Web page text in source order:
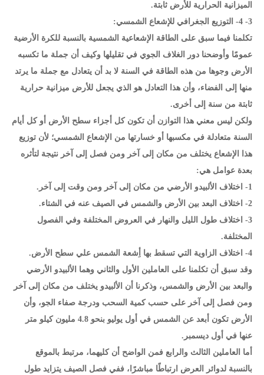
الميزانية الحرارية للأرض ثابتة.
3- 4- التوزيع الجغرافي للإشعاع الشمسي:
تكلمنا فيما سبق على الطاقة الإشعاعية الشمسية بالنسبة للكرة الأرضية
عمومًا وأوضحنا دور الغلاف الجوي في تقليلها وكيف أن جملة ما تكسبه
الأرض وجوها من هذه الطاقة في السنة لا بد أن يتعادل مع جملة ما يرتد
منها إلى الفضاء، وأن هذا التعادل هو الذي يجعل للأرض ميزانية حرارية
ثابتة من سنة إلى أخرى.
ولكن ليس معني هذا التوازن أن تكون كل أجزاء سطح الأرض أو كل أيام
السنة متعادلة في مكسبها أو خسارتها من الإشعاع الشمسي؛ لأن توزيع
هذا الإشعاع يختلف من مكان إلى آخر ومن فصل إلى آخر نتيجة لتأثره
بعدة عوامل هي:
1- اختلاف الألبيدو الأرضي من مكان إلى آخر ومن وقت إلى آخر.
2- اختلاف البعد بين الأرض والشمس في الصيف عنه في الشتاء.
3- اختلاف طول الليل والنهار في العروض المختلفة وفي الفصول
المختلفة.
4- اختلاف الزاوية التي تسقط بها أِشعة الشمس علي سطح الأرض.
وقد سبق أن تكلمنا على العاملين الأول والثاني وهما الألبيدو الأرضي
والبعد بين الأرض والشمس، وذكرنا أن الألبيدو يختلف من مكان إلى آخر
ومن فصل إلى آخر على حسب كمية السحب ودرجة صفاء الجو، وأن
الأرض تكون أبعد عن الشمس في أول يوليو بنحو 4.8 مليون كيلو متر
عنها في أول ديسمبر.
أما العاملين الثالث والرابع فمن الواضح أن كليهما، مرتبط بالموقع
بالنسبة لدوائر العرض ارتباطًا مباشرًا، ففي فصل الصيف يتزايد طول